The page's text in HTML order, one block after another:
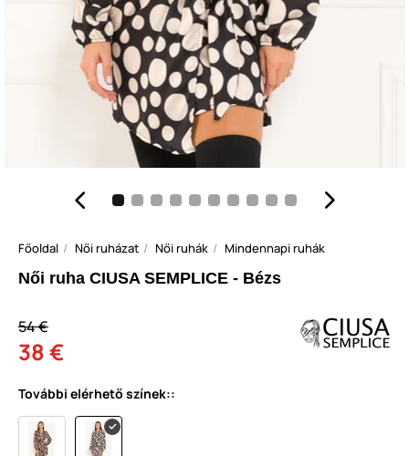
Főoldal Női ruházat Női ruhák Mindennapi ruhák
Női ruha CIUSA SEMPLICE - Bézs
54 €
38 €
További elérhető színek::